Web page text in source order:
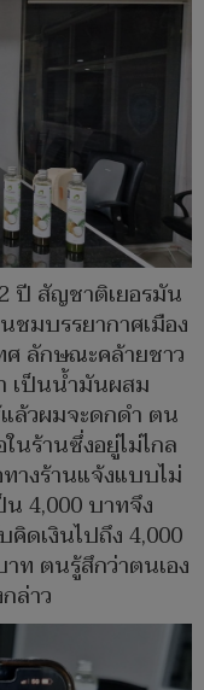
ปี สัญชาติเยอรมัน
มบรรยากาศเมือง
ลักษณะคล้ายชาว
เป็นน้ำมันผสม
ล้วผมจะดกดำ ตน
นร้านซึ่งอยู่ไม่ไกล
างร้านแจ้งแบบไม่
น 4,000 บาทจึง
ดเงินไปถึง 4,000
ท ตนรู้สึกว่าตนเอง
ล่าว